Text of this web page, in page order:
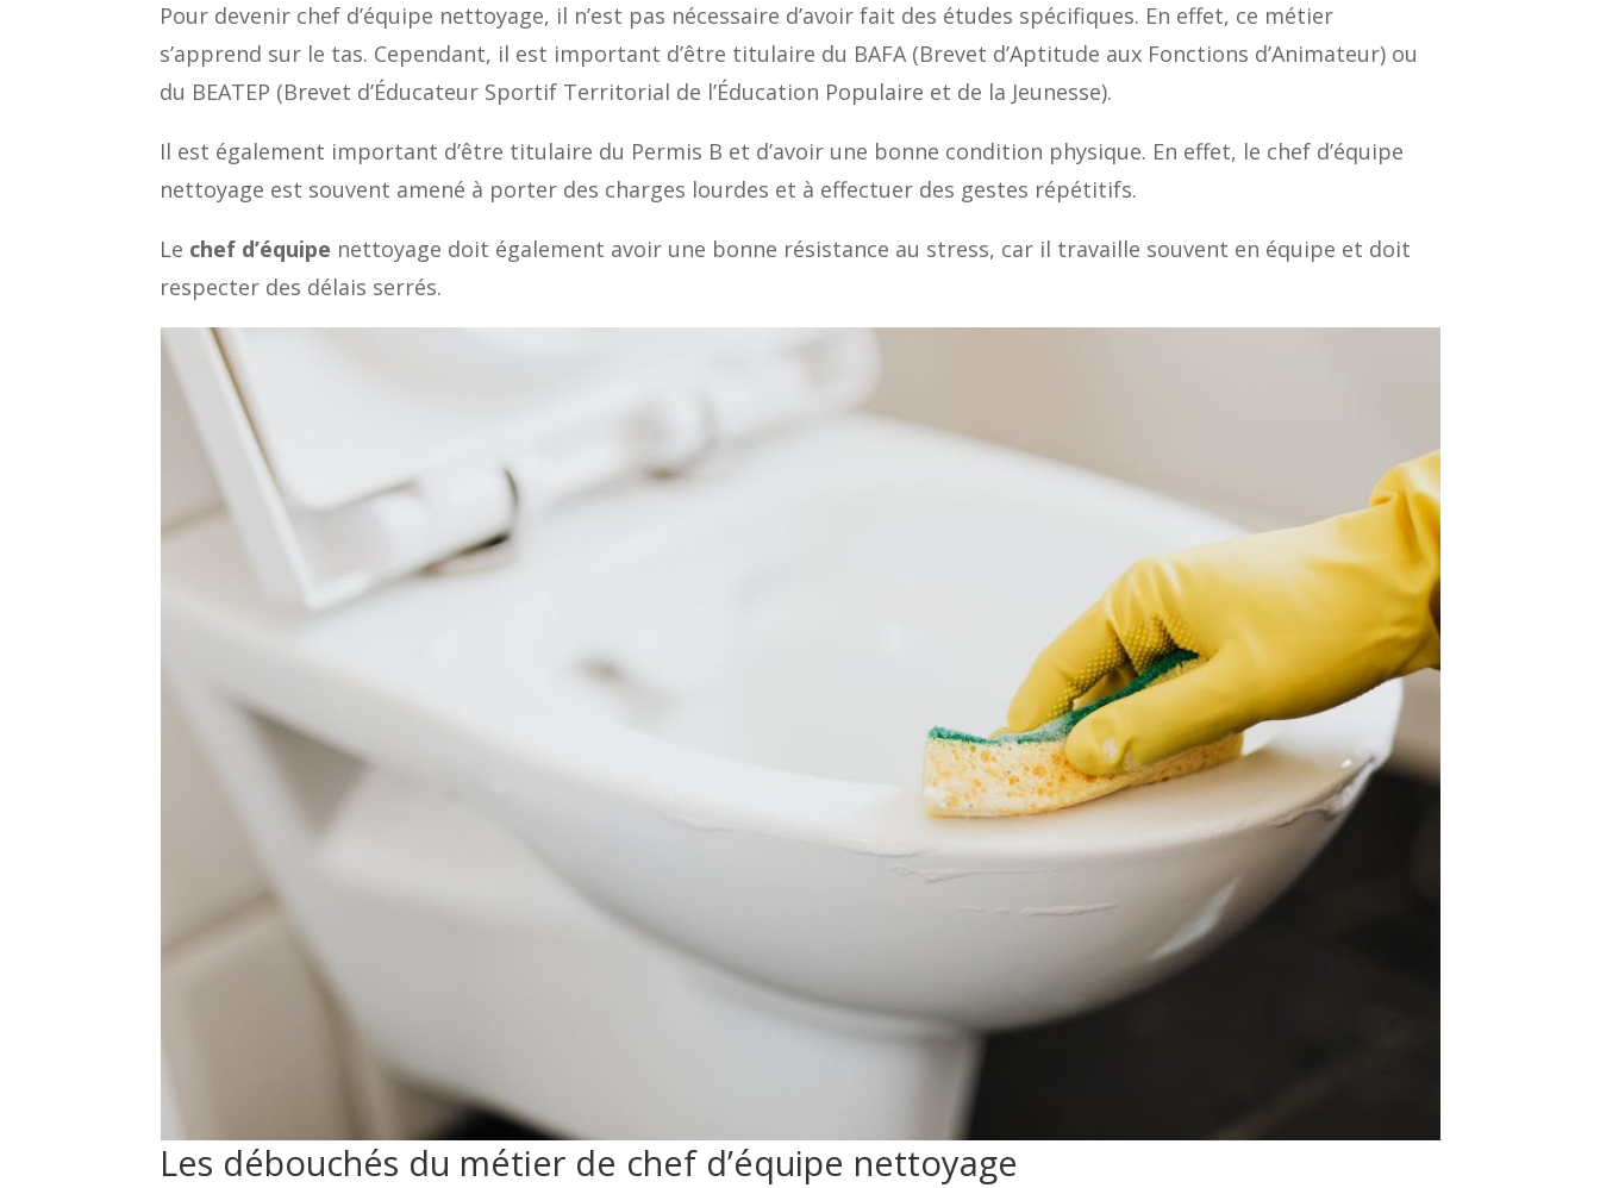
Pour devenir chef d’équipe nettoyage, il n’est pas nécessaire d’avoir fait des études spécifiques. En effet, ce métier
s’apprend sur le tas. Cependant, il est important d’être titulaire du BAFA (Brevet d’Aptitude aux Fonctions d’Animateur) ou
du BEATEP (Brevet d’Éducateur Sportif Territorial de l’Éducation Populaire et de la Jeunesse).
Il est également important d’être titulaire du Permis B et d’avoir une bonne condition physique. En effet, le chef d’équipe
nettoyage est souvent amené à porter des charges lourdes et à effectuer des gestes répétitifs.
Le chef d’équipe nettoyage doit également avoir une bonne résistance au stress, car il travaille souvent en équipe et doit
respecter des délais serrés.
Les débouchés du métier de chef d’équipe nettoyage